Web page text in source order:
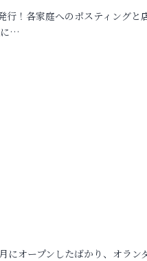
行！各家庭へのポスティングと
に…
にオープンしたばかり、オラン